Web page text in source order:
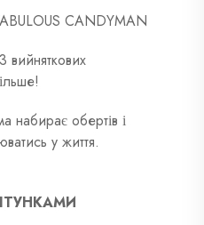
CANDYMAN
вийняткових
набирає обертів і
у життя.